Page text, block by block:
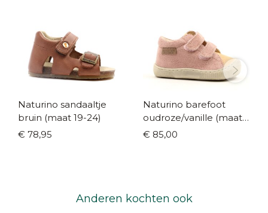
Naturino sandaaltje
bruin (maat 19-24)
€ 78,95
Naturino barefoot
oudroze/vanille (maat
19-23)
€ 85,00
Anderen kochten ook